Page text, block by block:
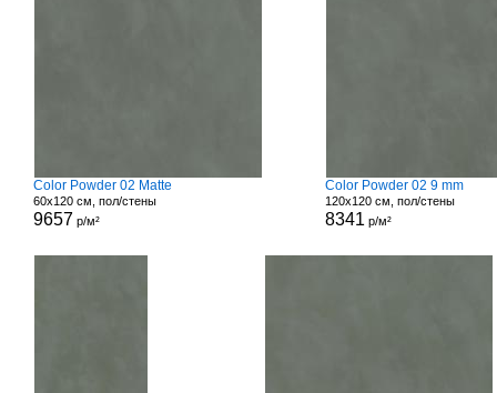
Color Powder 02 Matte
60x120 см, пол/стены
9657 р/м²
Color Powder 02 9 mm
120x120 см, пол/стены
8341 р/м²